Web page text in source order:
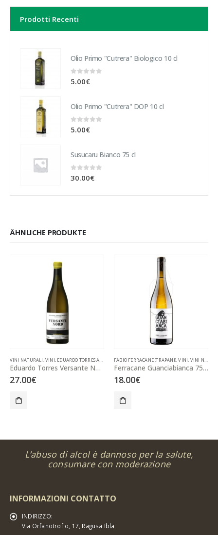
Prodotti Recenti
Olio Primo "Cutrera" Biologico 10 cl
0 out of 5
5.00€
Olio Primo "Cutrera" DOP 10 cl
0 out of 5
5.00€
Susucaru Bianco 75 cl
0out of 5
30.00€
ÄHNLICHE PRODUKTE
VINI NATURALI,VINI, EDUARDO TORRES ACOSTA (ETNA-CATANIA)
Eduardo Torres Versante Nord Bianco 75 cl
27.00€
FABIO FERRACANE (TRAPANI),VINI, VINI NATURALI
Ferracane Guanciabianca 75 cl
18.00€
L’abuso di alcol è dannoso per la salute,
consumare con moderazione
INFORMAZIONI CONTATTO
INDIRIZZO:
Via Orfanotrofio, 17, Ragusa Ibla